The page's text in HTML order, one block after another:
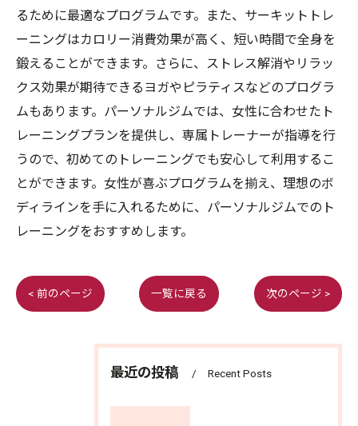
るために最適なプログラムです。また、サーキットトレ
ーニングはカロリー消費効果が高く、短い時間で全身を
鍛えることができます。さらに、ストレス解消やリラッ
クス効果が期待できるヨガやピラティスなどのプログラ
ムもあります。パーソナルジムでは、女性に合わせたト
レーニングプランを提供し、専属トレーナーが指導を行
うので、初めてのトレーニングでも安心して利用するこ
とができます。女性が喜ぶプログラムを揃え、理想のボ
ディラインを手に入れるために、パーソナルジムでのト
レーニングをおすすめします。
< 前のページ 一覧に戻る 次のページ >
最近の投稿 Recent Posts